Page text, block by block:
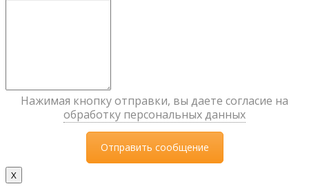
Нажимая кнопку отправки, вы даете согласие на
обработку персональных данных
X